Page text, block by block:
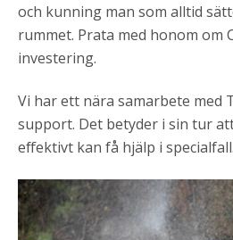
och kunning man som alltid
rummet. Prata med honom om
investering.
Vi har ett nära samarbete med
support. Det betyder i sin tur
effektivt kan få hjälp i specialfall.